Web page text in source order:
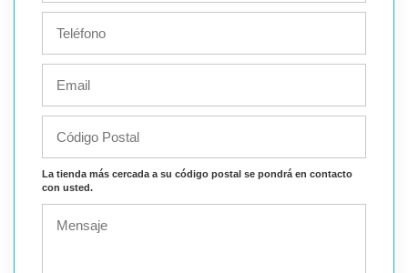
La tienda más cercada a su código postal se pondrá en contacto
con usted.